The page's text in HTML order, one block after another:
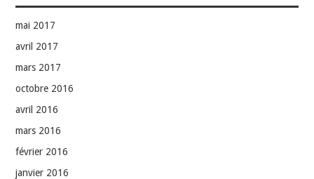
mai 2017
avril 2017
mars 2017
octobre 2016
avril 2016
mars 2016
février 2016
janvier 2016